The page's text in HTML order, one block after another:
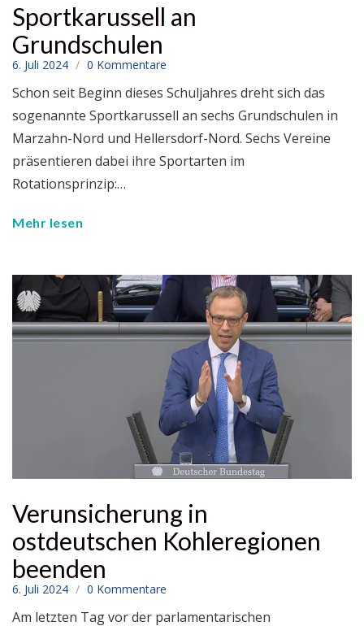
Sportkarussell an
Grundschulen
6. Juli 2024 0 Kommentare
Schon seit Beginn dieses Schuljahres dreht sich das
sogenannte Sportkarussell an sechs Grundschulen in
Marzahn-Nord und Hellersdorf-Nord. Sechs Vereine
präsentieren dabei ihre Sportarten im
Rotationsprinzip:…
Mehr lesen
Verunsicherung in
ostdeutschen Kohleregionen
beenden
6. Juli 2024 0 Kommentare
Am letzten Tag vor der parlamentarischen